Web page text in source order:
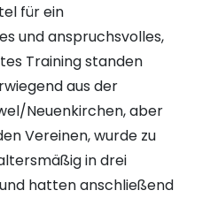
für ein
und anspruchsvolles,
Training standen
aus der
Neuenkirchen, aber
Vereinen, wurde zu
in drei
hatten anschließend